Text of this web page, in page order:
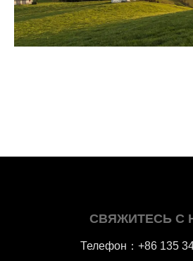
СВЯЖИТЕСЬ С
Телефон：+86 135